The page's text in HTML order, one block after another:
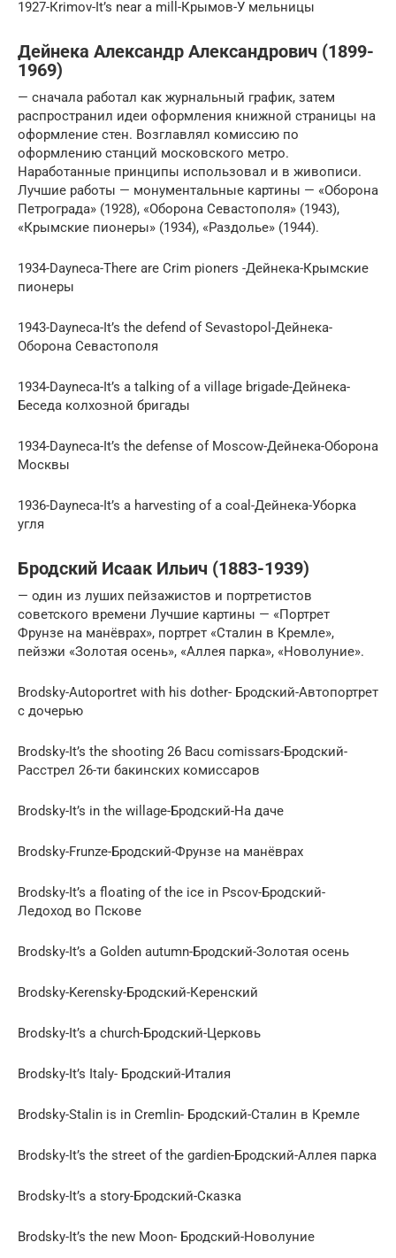
1927-Кrimov-It’s near a mill-Крымов-У мельницы
Дейнека Александр Александрович (1899-
1969)
— сначала работал как журнальный график, затем
распространил идеи оформления книжной страницы на
оформление стен. Возглавлял комиссию по
оформлению станций московского метро.
Наработанные принципы использовал и в живописи.
Лучшие работы — монументальные картины — «Оборона
Петрограда» (1928), «Оборона Севастополя» (1943),
«Крымские пионеры» (1934), «Раздолье» (1944).
1934-Dayneca-There are Crim pioners -Дейнека-Крымские
пионеры
1943-Dayneca-It’s the defend of Sevastopol-Дейнека-
Оборона Севастополя
1934-Dayneca-It’s a talking of a village brigade-Дейнека-
Беседа колхозной бригады
1934-Dayneca-It’s the defense of Moscow-Дейнека-Оборона
Москвы
1936-Dayneca-It’s a harvesting of a coal-Дейнека-Уборка
угля
Бродский Исаак Ильич (1883-1939)
— один из луших пейзажистов и портретистов
советского времени Лучшие картины — «Портрет
Фрунзе на манёврах», портрет «Сталин в Кремле»,
пейзжи «Золотая осень», «Аллея парка», «Новолуние».
Brodsky-Autoportret with his dother- Бродский-Автопортрет
с дочерью
Brodsky-It’s the shooting 26 Bacu comissars-Бродский-
Расстрел 26-ти бакинских комиссаров
Brodsky-It’s in the willage-Бродский-На даче
Brodsky-Frunze-Бродский-Фрунзе на манёврах
Brodsky-It’s a floating of the ice in Pscov-Бродский-
Ледоход во Пскове
Brodsky-It’s a Golden autumn-Бродский-Золотая осень
Brodsky-Kerensky-Бродский-Керенский
Brodsky-It’s a church-Бродский-Церковь
Brodsky-It’s Italy- Бродский-Италия
Brodsky-Stalin is in Cremlin- Бродский-Сталин в Кремле
Brodsky-It’s the street of the gardien-Бродский-Аллея парка
Brodsky-It’s a story-Бродский-Сказка
Brodsky-It’s the new Moon- Бродский-Новолуние